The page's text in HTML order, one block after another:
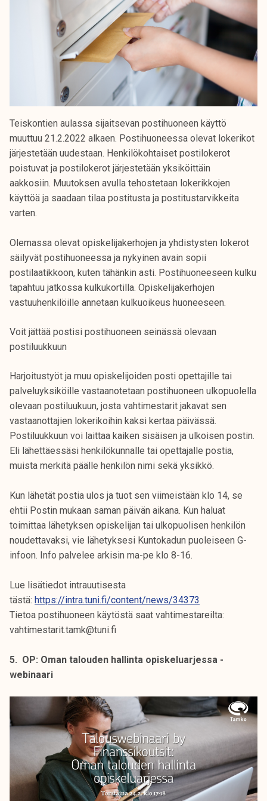
Teiskontien aulassa sijaitsevan postihuoneen käyttö
muuttuu 21.2.2022 alkaen. Postihuoneessa olevat lokerikot
järjestetään uudestaan. Henkilökohtaiset postilokerot
poistuvat ja postilokerot järjestetään yksiköittäin
aakkosiin. Muutoksen avulla tehostetaan lokerikkojen
käyttöä ja saadaan tilaa postitusta ja postitustarvikkeita
varten.
Olemassa olevat opiskelijakerhojen ja yhdistysten lokerot
säilyvät postihuoneessa ja nykyinen avain sopii
postilaatikkoon, kuten tähänkin asti. Postihuoneeseen kulku
tapahtuu jatkossa kulkukortilla. Opiskelijakerhojen
vastuuhenkilöille annetaan kulkuoikeus huoneeseen.
Voit jättää postisi postihuoneen seinässä olevaan
postiluukkuun
Harjoitustyöt ja muu opiskelijoiden posti opettajille tai
palveluyksiköille vastaanotetaan postihuoneen ulkopuolella
olevaan postiluukuun, josta vahtimestarit jakavat sen
vastaanottajien lokerikoihin kaksi kertaa päivässä.
Postiluukkuun voi laittaa kaiken sisäisen ja ulkoisen postin.
Eli lähettäessäsi henkilökunnalle tai opettajalle postia,
muista merkitä päälle henkilön nimi sekä yksikkö.
Kun lähetät postia ulos ja tuot sen viimeistään klo 14, se
ehtii Postin mukaan saman päivän aikana. Kun haluat
toimittaa lähetyksen opiskelijan tai ulkopuolisen henkilön
noudettavaksi, vie lähetyksesi Kuntokadun puoleiseen G-
infoon. Info palvelee arkisin ma-pe klo 8-16.
Lue lisätiedot intrauutisesta
tästä: https://intra.tuni.fi/content/news/34373
Tietoa postihuoneen käytöstä saat vahtimestareilta:
vahtimestarit.tamk@tuni.fi
5. OP: Oman talouden hallinta opiskeluarjessa -
webinaari